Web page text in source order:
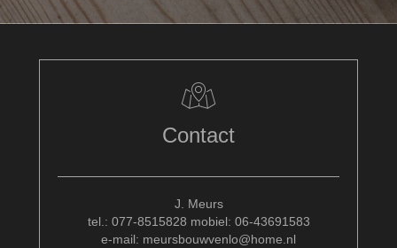
Contact
J. Meurs
tel.: 077-8515828 mobiel: 06-43691583
e-mail: meursbouwvenlo@home.nl